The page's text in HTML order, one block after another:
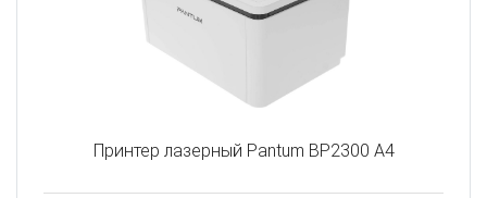
Принтер лазерный Pantum BP2300 A4